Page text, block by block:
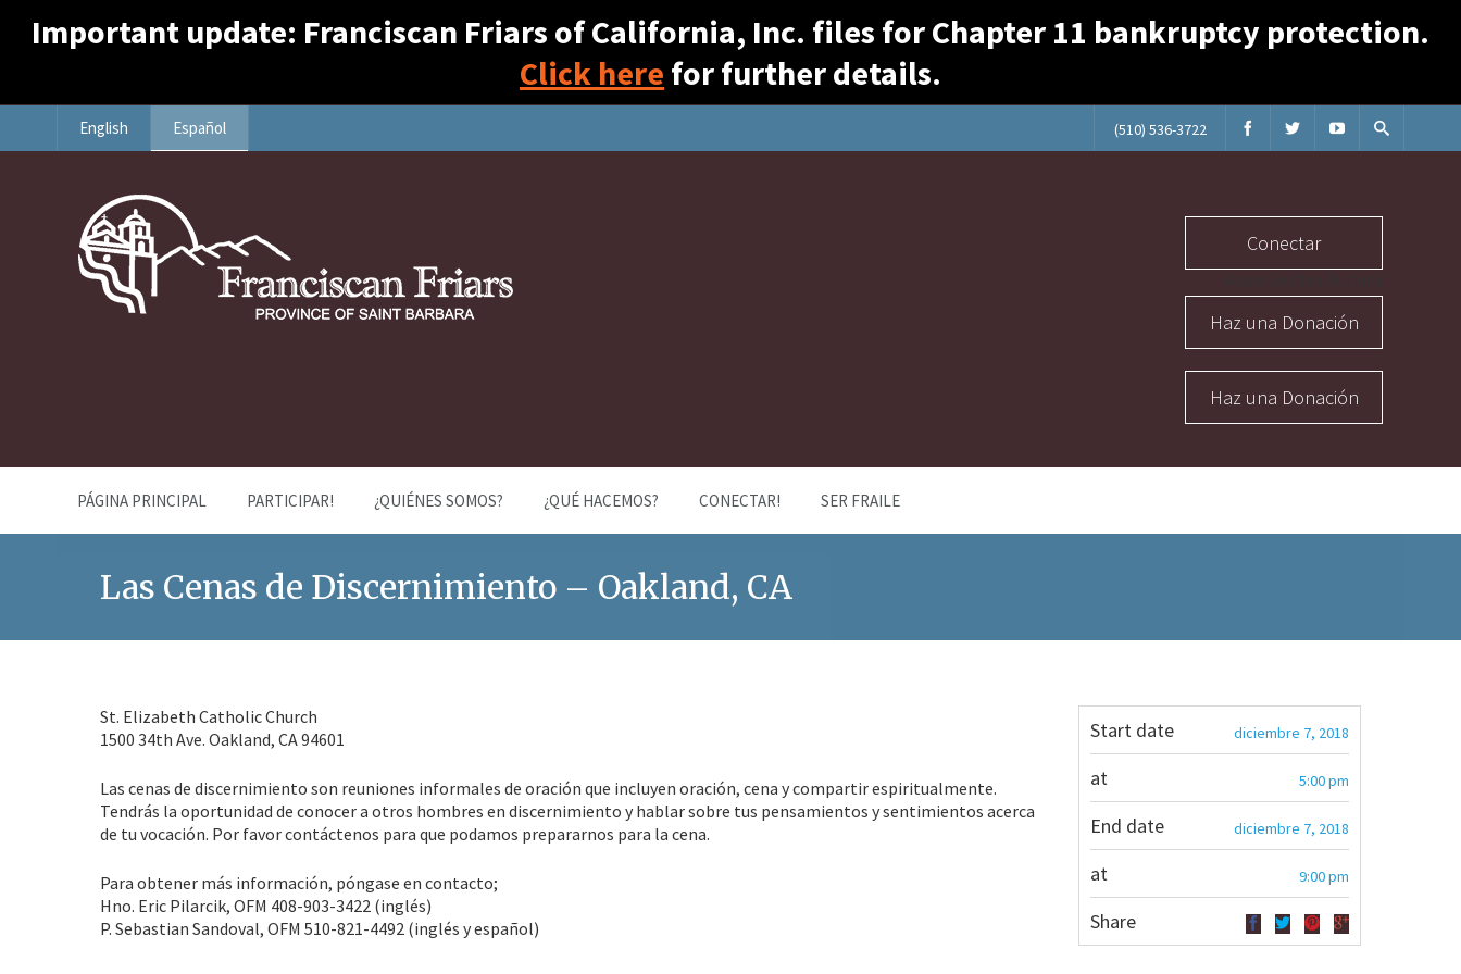
Important update: Franciscan Friars of California, Inc. files for Chapter 11 bankruptcy protection.
Click here for further details.
English Español (510) 536-3722
Conectar
Haz una Donación
Haz una Donación
PÁGINA PRINCIPAL PARTICIPAR! ¿QUIÉNES SOMOS? ¿QUÉ HACEMOS? CONECTAR! SER FRAILE
Las Cenas de Discernimiento – Oakland, CA
St. Elizabeth Catholic Church
1500 34th Ave. Oakland, CA 94601
Las cenas de discernimiento son reuniones informales de oración que incluyen oración, cena y compartir espiritualmente.
Tendrás la oportunidad de conocer a otros hombres en discernimiento y hablar sobre tus pensamientos y sentimientos acerca
de tu vocación. Por favor contáctenos para que podamos prepararnos para la cena.
Para obtener más información, póngase en contacto;
Hno. Eric Pilarcik, OFM 408-903-3422 (inglés)
P. Sebastian Sandoval, OFM 510-821-4492 (inglés y español)
Start date diciembre 7, 2018
at 5:00 pm
End date diciembre 7, 2018
at 9:00 pm
Share